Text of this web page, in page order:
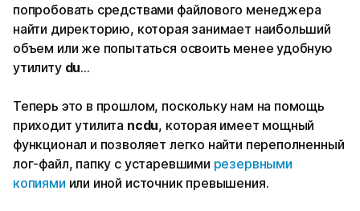
попробовать средствами файлового менеджера
найти директорию, которая занимает наибольший
объем или же попытаться освоить менее удобную
утилиту du...
Теперь это в прошлом, поскольку нам на помощь
приходит утилита ncdu, которая имеет мощный
функционал и позволяет легко найти переполненный
лог-файл, папку с устаревшими резервными
копиями или иной источник превышения.